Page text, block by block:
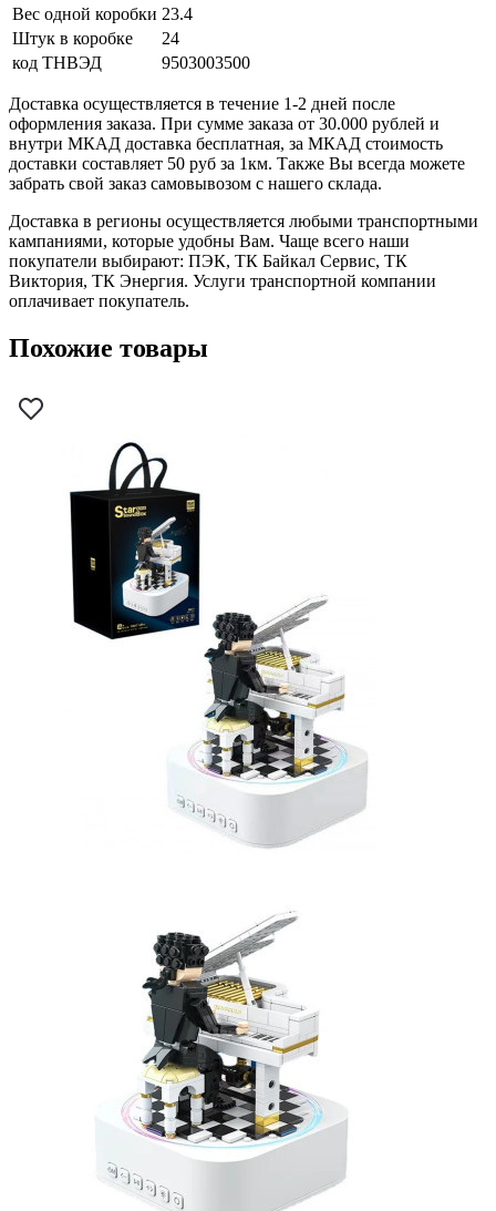
Вес одной коробки 23.4
Штук в коробке
24
код ТНВЭД
9503003500
Доставка осуществляется в течение 1-2 дней после
оформления заказа. При сумме заказа от 30.000 рублей и
внутри МКАД доставка бесплатная, за МКАД стоимость
доставки составляет 50 руб за 1км. Также Вы всегда можете
забрать свой заказ самовывозом с нашего склада.
Доставка в регионы осуществляется любыми транспортными
кампаниями, которые удобны Вам. Чаще всего наши
покупатели выбирают: ПЭК, ТК Байкал Сервис, ТК
Виктория, ТК Энергия. Услуги транспортной компании
оплачивает покупатель.
Похожие товары